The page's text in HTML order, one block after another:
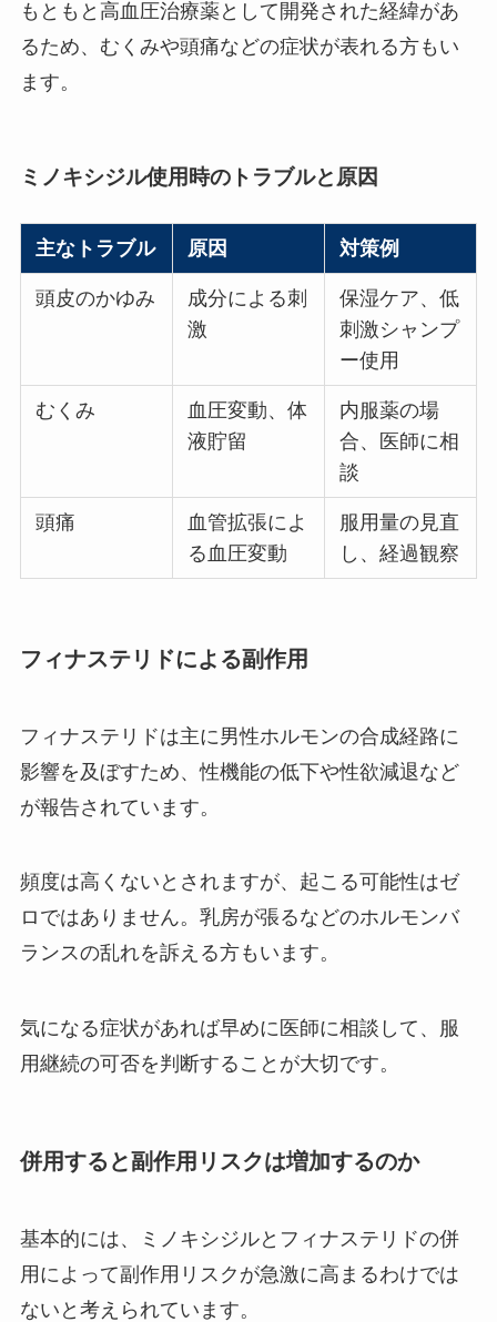
もともと高血圧治療薬として開発された経緯があ
るため、むくみや頭痛などの症状が表れる方もい
ます。
ミノキシジル使用時のトラブルと原因
主なトラブル 原因 対策例
頭皮のかゆみ
成分による刺
激
保湿ケア、低
刺激シャンプ
ー使用
むくみ
血圧変動、体
液貯留
内服薬の場
合、医師に相
談
頭痛
血管拡張によ
る血圧変動
服用量の見直
し、経過観察
フィナステリドによる副作用
フィナステリドは主に男性ホルモンの合成経路に
影響を及ぼすため、性機能の低下や性欲減退など
が報告されています。
頻度は高くないとされますが、起こる可能性はゼ
ロではありません。乳房が張るなどのホルモンバ
ランスの乱れを訴える方もいます。
気になる症状があれば早めに医師に相談して、服
用継続の可否を判断することが大切です。
併用すると副作用リスクは増加するのか
基本的には、ミノキシジルとフィナステリドの併
用によって副作用リスクが急激に高まるわけでは
ないと考えられています。